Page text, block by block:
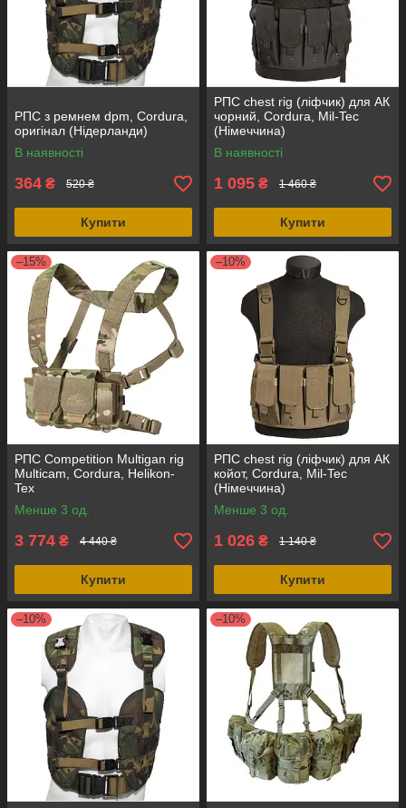
РПС з ремнем dpm, Cordura,
оригінал (Нідерланди)
В наявності
364 ₴ 520 ₴
Купити
РПС chest rig (ліфчик) для АК
чорний, Cordura, Mil-Tec
(Німеччина)
В наявності
1 095 ₴ 1 460 ₴
Купити
–15%
РПС Competition Multigan rig
Multicam, Cordura, Helikon-
Tex
Менше 3 од.
3 774 ₴ 4 440 ₴
Купити
–10%
РПС chest rig (ліфчик) для АК
койот, Cordura, Mil-Tec
(Німеччина)
Менше 3 од.
1 026 ₴ 1 140 ₴
Купити
–10% –10%